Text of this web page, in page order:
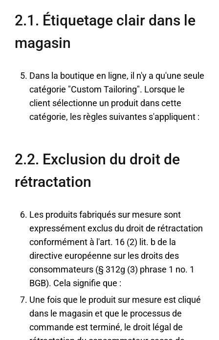
2.1. Étiquetage clair dans le
magasin
Dans la boutique en ligne, il n'y a qu'une seule
catégorie "Custom Tailoring". Lorsque le
client sélectionne un produit dans cette
catégorie, les règles suivantes s'appliquent :
2.2. Exclusion du droit de
rétractation
Les produits fabriqués sur mesure sont
expressément exclus du droit de rétractation
conformément à l'art. 16 (2) lit. b de la
directive européenne sur les droits des
consommateurs (§ 312g (3) phrase 1 no. 1
BGB). Cela signifie que :
Une fois que le produit sur mesure est cliqué
dans le magasin et que le processus de
commande est terminé, le droit légal de